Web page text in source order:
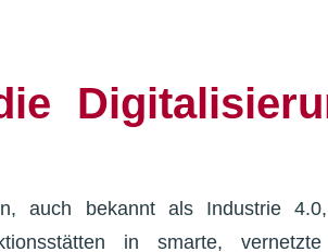
auch bekannt als Industrie
in smarte,